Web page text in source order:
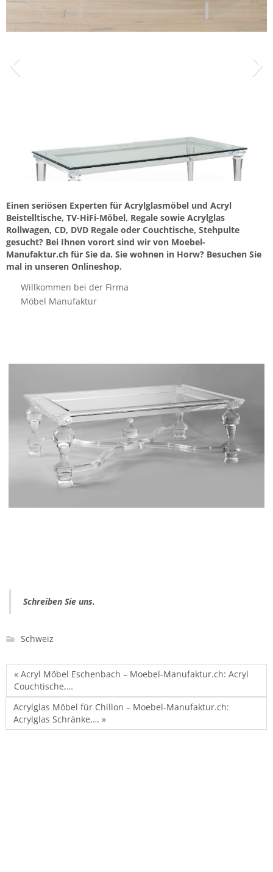
Einen seriösen Experten für Acrylglasmöbel und Acryl
Beistelltische, TV-HiFi-Möbel, Regale sowie Acrylglas
Rollwagen, CD, DVD Regale oder Couchtische, Stehpulte
gesucht? Bei Ihnen vorort sind wir von Moebel-
Manufaktur.ch für Sie da. Sie wohnen in Horw? Besuchen Sie
mal in unseren Onlineshop.
Willkommen bei der Firma
Möbel Manufaktur
Schreiben Sie uns.
Schweiz
« Acryl Möbel Eschenbach – Moebel-Manufaktur.ch: Acryl
Couchtische,…
Acrylglas Möbel für Chillon – Moebel-Manufaktur.ch:
Acrylglas Schränke,… »